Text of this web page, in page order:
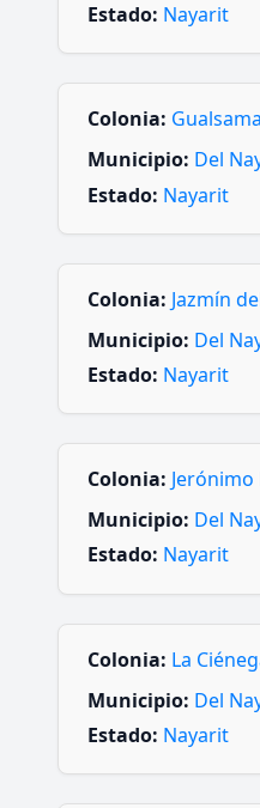
Estado: Nayarit
Colonia:
Municipio: Del
Estado: Nayarit
Colonia: Jazmín
Municipio: Del
Estado: Nayarit
Colonia:
Municipio: Del
Estado: Nayarit
Colonia: La
Municipio: Del
Estado: Nayarit